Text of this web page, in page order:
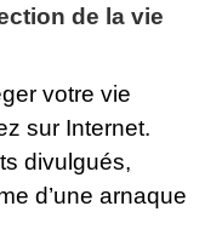
de la vie
votre vie
sur Internet.
divulgués,
d’une arnaque